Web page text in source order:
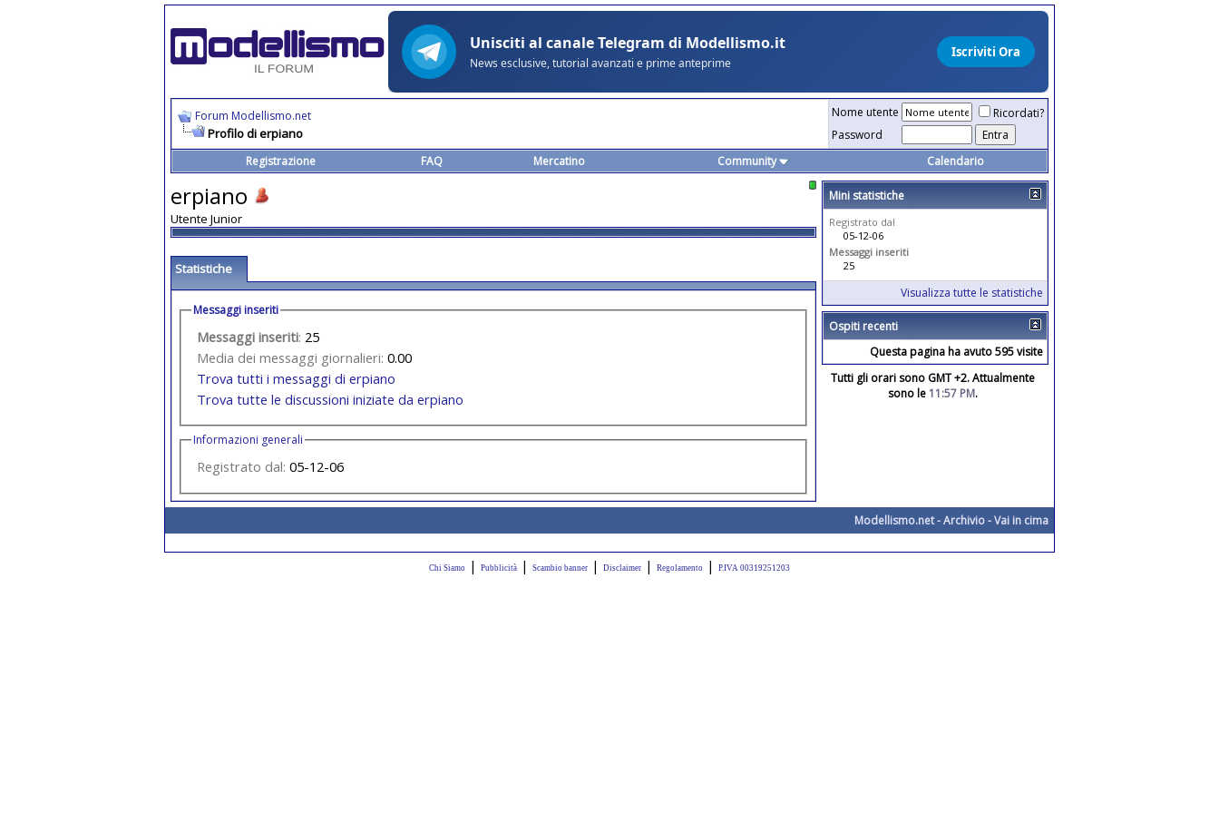
Forum Modellismo.net
Profilo di erpiano
Nome utente
Ricordati?
Password
Registrazione
FAQ Mercatino Community Calendario
erpiano
Utente Junior
Statistiche
Messaggi inseriti
Messaggi inseriti: 25
Media dei messaggi giornalieri: 0.00
Trova tutti i messaggi di erpiano
Trova tutte le discussioni iniziate da erpiano
Informazioni generali
Registrato dal: 05-12-06
Mini statistiche
Registrato dal
05-12-06
Messaggi inseriti
25
Visualizza tutte le statistiche
Ospiti recenti
Questa pagina ha avuto 595 visite
Tutti gli orari sono GMT +2. Attualmente
sono le11:57 PM.
Modellismo.net-Archivio-Vai in cima
Chi Siamo | Pubblicità | Scambio banner | Disclaimer | Regolamento | P.IVA 00319251203